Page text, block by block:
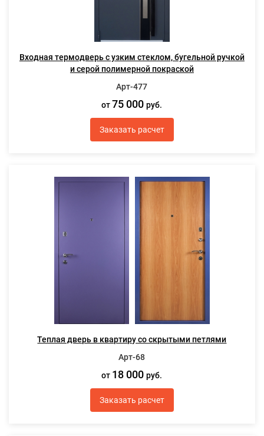
Входная термодверь с узким стеклом, бугельной ручкой
и серой полимерной покраской
Арт-477
от 75 000руб.
Заказать расчет
Теплая дверь в квартиру со скрытыми петлями
Арт-68
от 18 000руб.
Заказать расчет